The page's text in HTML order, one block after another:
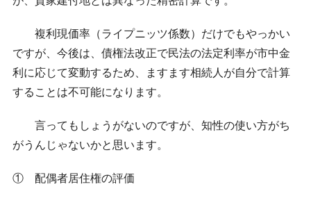
複利現価率（ライプニッツ係数）だけでもやっかい
ですが、今後は、債権法改正で民法の法定利率が市中金
利に応じて変動するため、ますます相続人が自分で計算
することは不可能になります。
言ってもしょうがないのですが、知性の使い方がち
がうんじゃないかと思います。
① 配偶者居住権の評価